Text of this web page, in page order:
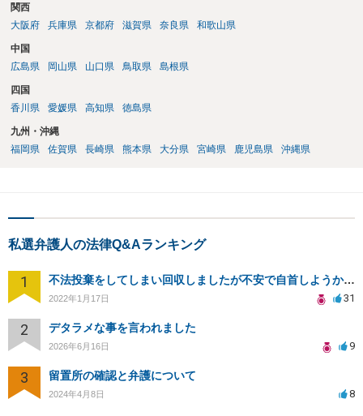
関西
大阪府
兵庫県 京都府 滋賀県 奈良県 和歌山県
中国
広島県
岡山県 山口県 鳥取県 島根県
四国
香川県
愛媛県 高知県 徳島県
九州・沖縄
福岡県
佐賀県 長崎県 熊本県 大分県 宮崎県 鹿児島県 沖縄県
私選弁護人の法律Q&Aランキング
1 不法投棄をしてしまい回収しましたが不安で自首しようか迷ってます
2022年1月17日 31
2 デタラメな事を言われました
2026年6月16日 9
3 留置所の確認と弁護について
2024年4月8日 8